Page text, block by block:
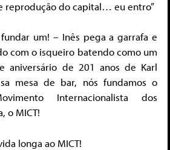
reprodução do capital… eu entro”
um! – Inês pega a garrafa e
com o isqueiro batendo como um
aniversário de 201 anos de Karl
mesa de bar, nós fundamos o
Internacionalista dos
o MICT!
longa ao MICT!